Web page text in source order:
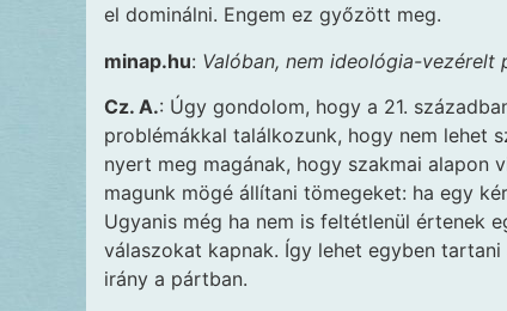
el dominálni. Engem ez győzött meg.
minap.hu: Valóban, nem ideológia-vezérelt
Cz. A.: Úgy gondolom, hogy a 21.
problémákkal találkozunk, hogy nem lehet
nyert meg magának, hogy szakmai alapon
magunk mögé állítani tömegeket: ha egy
Ugyanis még ha nem is feltétlenül értenek
válaszokat kapnak. Így lehet egyben
irány a pártban.